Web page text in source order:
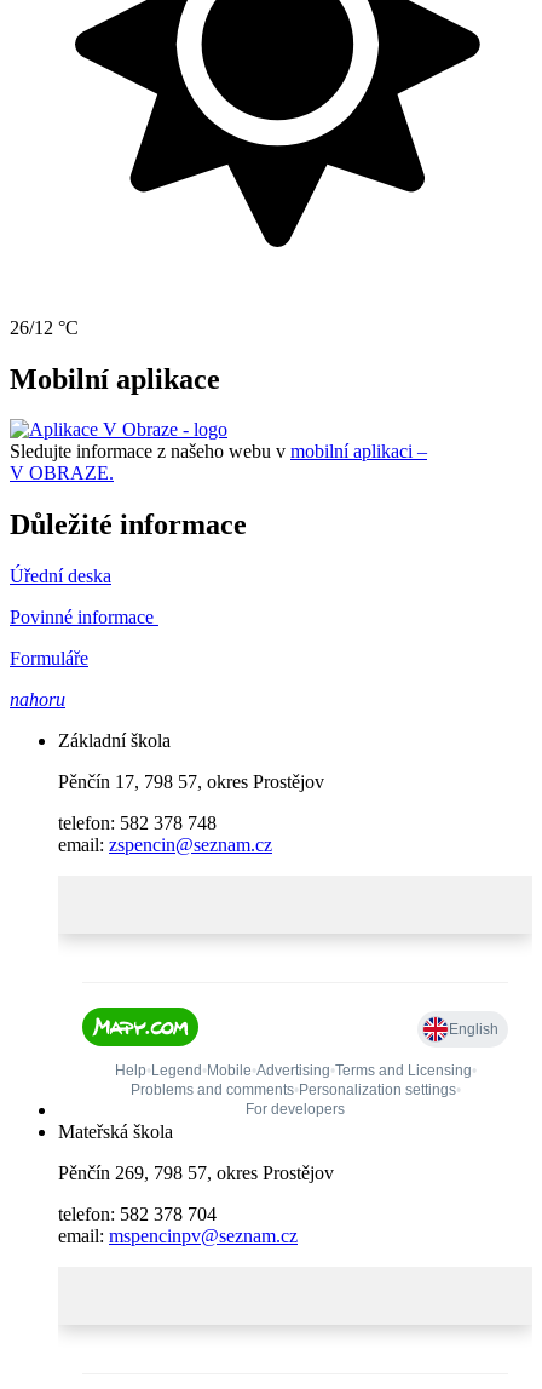
26/12 °C
Mobilní aplikace
Sledujte informace z našeho webu v mobilní aplikaci –
V OBRAZE.
Důležité informace
Úřední deska
Povinné informace
Formuláře
nahoru
Základní škola
Pěnčín 17, 798 57, okres Prostějov
telefon: 582 378 748
email: zspencin@seznam.cz
Mateřská škola
Pěnčín 269, 798 57, okres Prostějov
telefon: 582 378 704
email: mspencinpv@seznam.cz